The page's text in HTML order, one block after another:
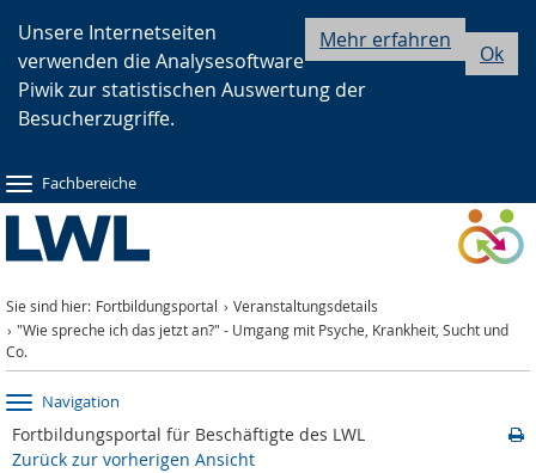
Hauptnavigation
Seitennavigation
Inhalt
Ok
Mehr erfahren
Unsere Internetseiten
verwenden die Analysesoftware
Piwik zur statistischen Auswertung der
Besucherzugriffe.
Fachbereiche
Sie sind hier: Fortbildungsportal
Veranstaltungsdetails
"Wie spreche ich das jetzt an?" - Umgang mit Psyche, Krankheit, Sucht und
Co.
Navigation
Fortbildungsportal für Beschäftigte des LWL
Zurück zur vorherigen Ansicht